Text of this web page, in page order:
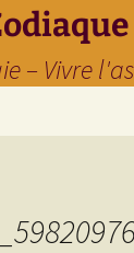
– Vivre